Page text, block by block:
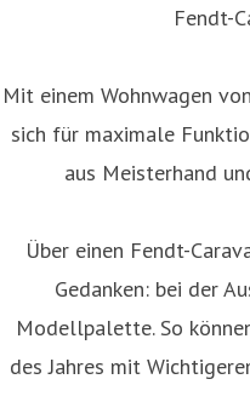
Fendt-
Mit einem Wohnwagen
sich für maximale
aus Meisterhand
Über einen Fendt-
Gedanken: bei der
Modellpalette. So
des Jahres mit